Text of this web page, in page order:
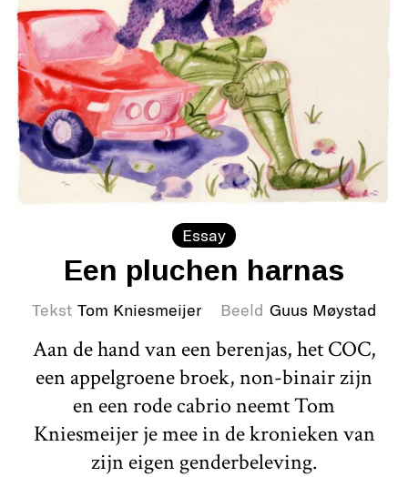
Essay
Een pluchen harnas
Tekst Tom Kniesmeijer Beeld Guus Møystad
Aan de hand van een berenjas, het COC,
een appelgroene broek, non-binair zijn
en een rode cabrio neemt Tom
Kniesmeijer je mee in de kronieken van
zijn eigen genderbeleving.